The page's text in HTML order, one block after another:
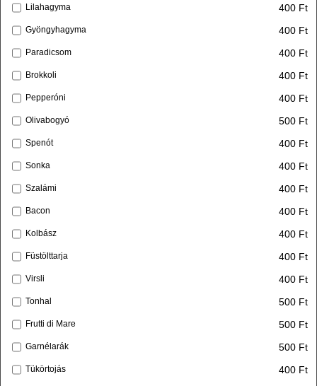
Lilahagyma 400 Ft
Gyöngyhagyma 400 Ft
Paradicsom 400 Ft
Brokkoli 400 Ft
Pepperóni 400 Ft
Olivabogyó 500 Ft
Spenót 400 Ft
Sonka 400 Ft
Szalámi 400 Ft
Bacon 400 Ft
Kolbász 400 Ft
Füstölttarja 400 Ft
Virsli 400 Ft
Tonhal 500 Ft
Frutti di Mare 500 Ft
Garnélarák 500 Ft
Tükörtojás 400 Ft